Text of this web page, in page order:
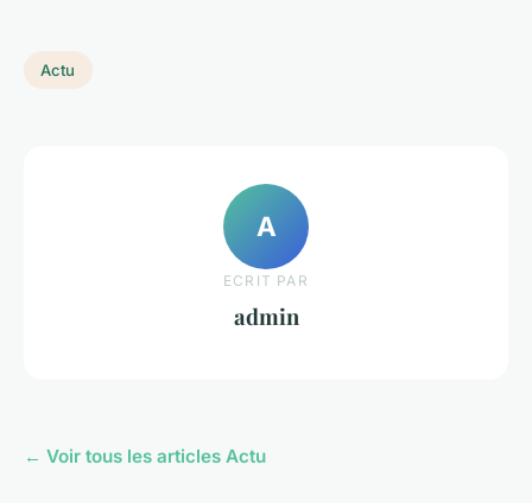
Actu
A
ECRIT PAR
admin
← Voir tous les articles Actu